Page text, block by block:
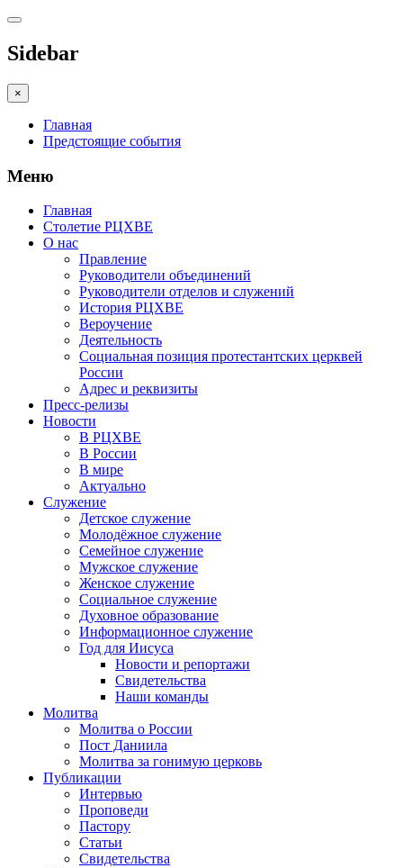
Sidebar
×
Главная
Предстоящие события
Меню
Главная
Столетие РЦХВЕ
О нас
Правление
Руководители объединений
Руководители отделов и служений
История РЦХВЕ
Вероучение
Деятельность
Социальная позиция протестантских церквей
России
Адрес и реквизиты
Пресс-релизы
Новости
В РЦХВЕ
В России
В мире
Актуально
Служение
Детское служение
Молодёжное служение
Семейное служение
Мужское служение
Женское служение
Социальное служение
Духовное образование
Информационное служение
Год для Иисуса
Новости и репортажи
Свидетельства
Наши команды
Молитва
Молитва о России
Пост Даниила
Молитва за гонимую церковь
Публикации
Интервью
Проповеди
Пастору
Статьи
Свидетельства